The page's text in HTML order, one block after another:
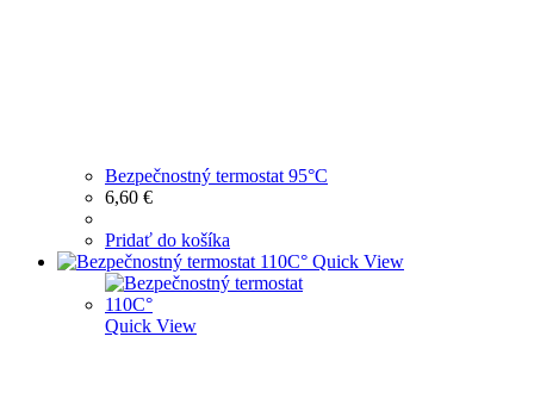
Bezpečnostný termostat 95°C
6,60 €
Pridať do košíka
Quick View
Quick View